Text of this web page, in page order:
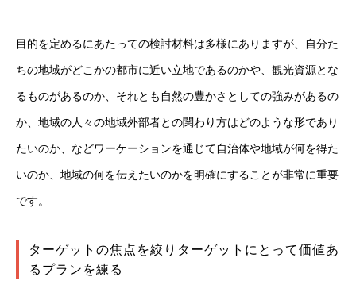
目的を定めるにあたっての検討材料は多様にありますが、自分た
ちの地域がどこかの都市に近い立地であるのかや、観光資源とな
るものがあるのか、それとも自然の豊かさとしての強みがあるの
か、地域の人々の地域外部者との関わり方はどのような形であり
たいのか、などワーケーションを通じて自治体や地域が何を得た
いのか、地域の何を伝えたいのかを明確にすることが非常に重要
です。
ターゲットの焦点を絞りターゲットにとって価値あ
るプランを練る